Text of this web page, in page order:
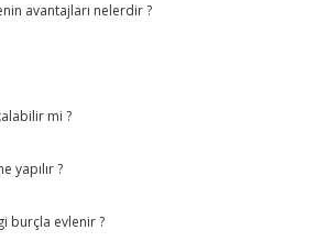
avantajları nelerdir ?
mi ?
yapılır ?
burçla evlenir ?